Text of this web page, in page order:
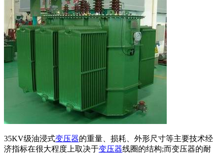
35KV级油浸式变压器的重量、损耗、外形尺寸等主要技术经
济指标在很大程度上取决于变压器线圈的结构;而变压器的耐